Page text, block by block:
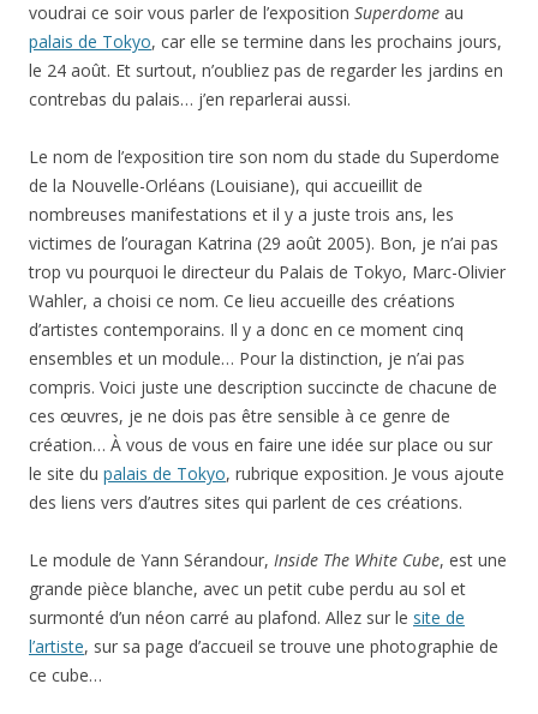
voudrai ce soir vous parler de l’exposition Superdome au
palais de Tokyo, car elle se termine dans les prochains jours,
le 24 août. Et surtout, n’oubliez pas de regarder les jardins en
contrebas du palais… j’en reparlerai aussi.
Le nom de l’exposition tire son nom du stade du Superdome
de la Nouvelle-Orléans (Louisiane), qui accueillit de
nombreuses manifestations et il y a juste trois ans, les
victimes de l’ouragan Katrina (29 août 2005). Bon, je n’ai pas
trop vu pourquoi le directeur du Palais de Tokyo, Marc-Olivier
Wahler, a choisi ce nom. Ce lieu accueille des créations
d’artistes contemporains. Il y a donc en ce moment cinq
ensembles et un module… Pour la distinction, je n’ai pas
compris. Voici juste une description succincte de chacune de
ces œuvres, je ne dois pas être sensible à ce genre de
création… À vous de vous en faire une idée sur place ou sur
le site du palais de Tokyo, rubrique exposition. Je vous ajoute
des liens vers d’autres sites qui parlent de ces créations.
Le module de Yann Sérandour, Inside The White Cube, est une
grande pièce blanche, avec un petit cube perdu au sol et
surmonté d’un néon carré au plafond. Allez sur le site de
l’artiste, sur sa page d’accueil se trouve une photographie de
ce cube…